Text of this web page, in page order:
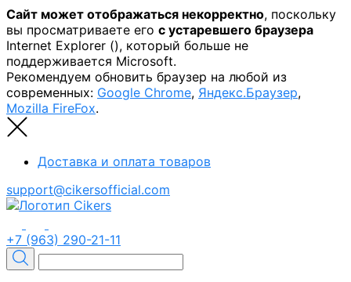
Сайт может отображаться некорректно, поскольку
вы просматриваете его с устаревшего браузера
Internet Explorer (), который больше не
поддерживается Microsoft.
Рекомендуем обновить браузер на любой из
современных: Google Chrome, Яндекс.Браузер,
Mozilla FireFox.
Доставка и оплата товаров
support@cikersofficial.com
+7 (963) 290-21-11